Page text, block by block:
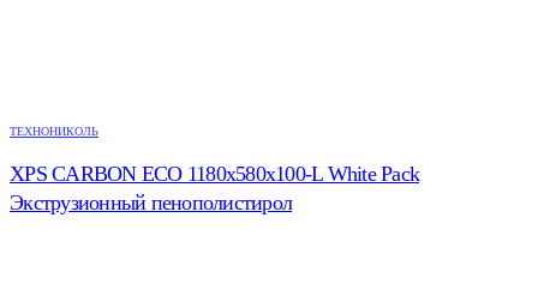
ТЕХНОНИКОЛЬ
XPS CARBON ECO 1180х580х100-L White Pack
Экструзионный пенополистирол